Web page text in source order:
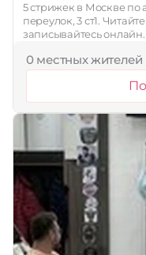
5 стрижек в Москве по
переулок, 3 ст1.
записывайтесь онлайн.
0 местных